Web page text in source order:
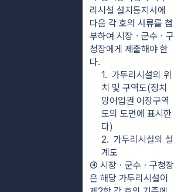
리시설 설치통지서에
다음 각 호의 서류를 첨
부하여 시장ㆍ군수ㆍ구
청장에게 제출해야 한
다.
1.  가두리시설의 위
치 및 구역도(정치
망어업권 어장구역
도의 도면에 표시한
다)
2.  가두리시설의 설
계도
④ 시장ㆍ군수ㆍ구청장
은 해당 가두리시설이